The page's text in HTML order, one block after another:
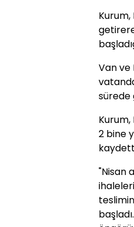
Kurum,
Van ve
sürede
2 bine
"Nisan